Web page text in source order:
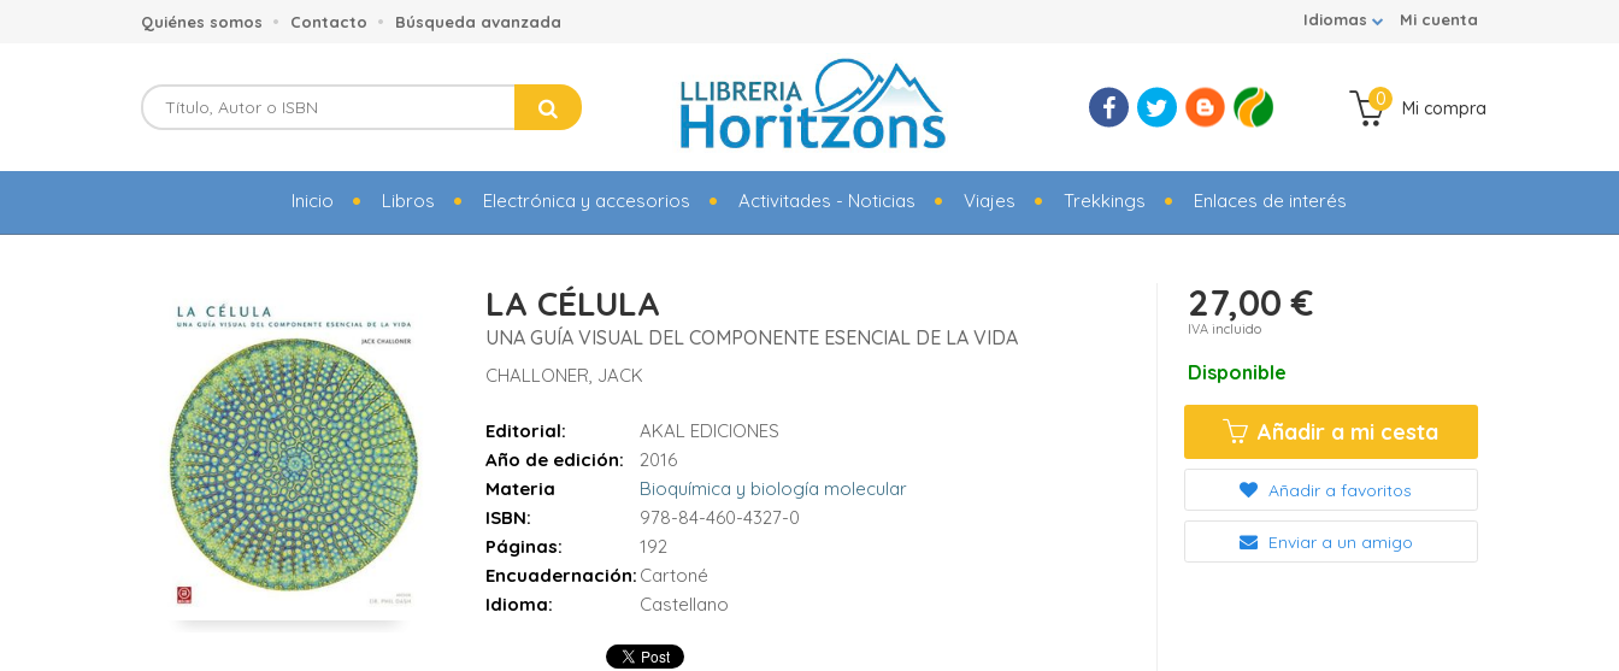
Mi cuenta
Idiomas
Quiénes somos Contacto Búsqueda avanzada
Mi compra
0
Inicio Libros Electrónica y accesorios Activitades - Noticias Viajes Trekkings Enlaces de interés
LA CÉLULA
UNA GUÍA VISUAL DEL COMPONENTE ESENCIAL DE LA VIDA
CHALLONER, JACK
Editorial:
AKAL EDICIONES
Año de edición:
2016
Materia
Bioquímica y biología molecular
ISBN:
978-84-460-4327-0
Páginas:
192
Encuadernación: Cartoné
Idioma:
Castellano
27,00 €
IVA incluido
Disponible
Añadir a mi cesta
Añadir a favoritos
Enviar a un amigo